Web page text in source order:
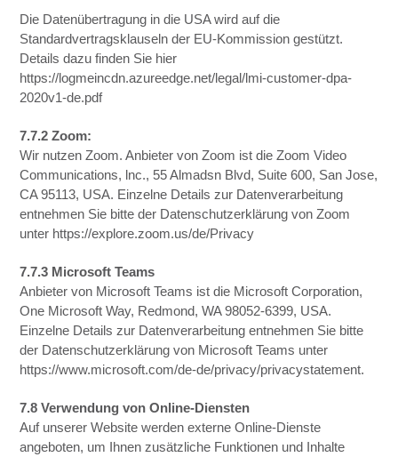
Die Datenübertragung in die USA wird auf die
Standardvertragsklauseln der EU-Kommission gestützt.
Details dazu finden Sie hier
https://logmeincdn.azureedge.net/legal/lmi-customer-dpa-
2020v1-de.pdf
7.7.2 Zoom:
Wir nutzen Zoom. Anbieter von Zoom ist die Zoom Video
Communications, lnc., 55 Almadsn Blvd, Suite 600, San Jose,
CA 95113, USA. Einzelne Details zur Datenverarbeitung
entnehmen Sie bitte der Datenschutzerklärung von Zoom
unter https://explore.zoom.us/de/Privacy
7.7.3 Microsoft Teams
Anbieter von Microsoft Teams ist die Microsoft Corporation,
One Microsoft Way, Redmond, WA 98052-6399, USA.
Einzelne Details zur Datenverarbeitung entnehmen Sie bitte
der Datenschutzerklärung von Microsoft Teams unter
https://www.microsoft.com/de-de/privacy/privacystatement.
7.8 Verwendung von Online-Diensten
Auf unserer Website werden externe Online-Dienste
angeboten, um Ihnen zusätzliche Funktionen und Inhalte